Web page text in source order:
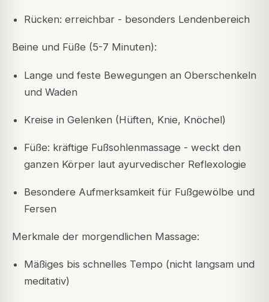
Rücken: erreichbar - besonders Lendenbereich
Beine und Füße (5-7 Minuten):
Lange und feste Bewegungen an Oberschenkeln
und Waden
Kreise in Gelenken (Hüften, Knie, Knöchel)
Füße: kräftige Fußsohlenmassage - weckt den
ganzen Körper laut ayurvedischer Reflexologie
Besondere Aufmerksamkeit für Fußgewölbe und
Fersen
Merkmale der morgendlichen Massage:
Mäßiges bis schnelles Tempo (nicht langsam und
meditativ)